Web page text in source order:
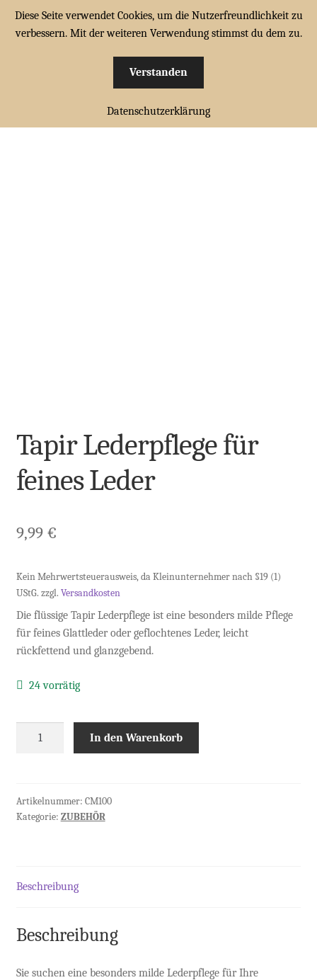
Zur
Zum
Menü
öffnen
Tapir Lederpflege für
feines Leder
9,99 €
Kein Mehrwertsteuerausweis, da Kleinunternehmer nach §19 (1)
UStG. zzgl. Versandkosten
Die flüssige Tapir Lederpflege ist eine besonders milde Pflege
für feines Glattleder oder geflochtenes Leder, leicht
rückfettend und glanzgebend.
24 vorrätig
Leder
Menge
In den Warenkorb
Artikelnummer: CM100
Kategorie: ZUBEHÖR
Beschreibung
Beschreibung
Sie suchen eine besonders milde Lederpflege für Ihre
Diese Seite verwendet Cookies, um die Nutzerfreundlichkeit zu
verbessern. Mit der weiteren Verwendung stimmst du dem zu.
Verstanden
Datenschutzerklärung